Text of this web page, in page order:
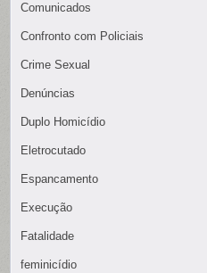
Comunicados
Confronto com Policiais
Crime Sexual
Denúncias
Duplo Homicídio
Eletrocutado
Espancamento
Execução
Fatalidade
feminicídio